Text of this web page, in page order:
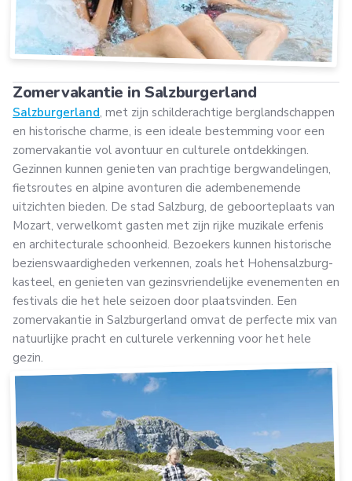
Zomervakantie in Salzburgerland
Salzburgerland, met zijn schilderachtige berglandschappen
en historische charme, is een ideale bestemming voor een
zomervakantie vol avontuur en culturele ontdekkingen.
Gezinnen kunnen genieten van prachtige bergwandelingen,
fietsroutes en alpine avonturen die adembenemende
uitzichten bieden. De stad Salzburg, de geboorteplaats van
Mozart, verwelkomt gasten met zijn rijke muzikale erfenis
en architecturale schoonheid. Bezoekers kunnen historische
bezienswaardigheden verkennen, zoals het Hohensalzburg-
kasteel, en genieten van gezinsvriendelijke evenementen en
festivals die het hele seizoen door plaatsvinden. Een
zomervakantie in Salzburgerland omvat de perfecte mix van
natuurlijke pracht en culturele verkenning voor het hele
gezin.